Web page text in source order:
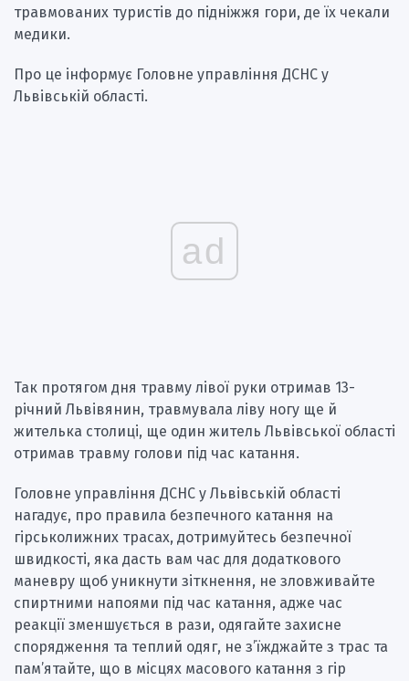
травмованих туристів до підніжжя гори, де їх чекали
медики.
Про це інформує Головне управління ДСНС у
Львівській області.
ad
Так протягом дня травму лівої руки отримав 13-
річний Львівянин, травмувала ліву ногу ще й
жителька столиці, ще один житель Львівської області
отримав травму голови під час катання.
Головне управління ДСНС у Львівській області
нагадує, про правила безпечного катання на
гірськолижних трасах, дотримуйтесь безпечної
швидкості, яка дасть вам час для додаткового
маневру щоб уникнути зіткнення, не зловживайте
спиртними напоями під час катання, адже час
реакції зменшується в рази, одягайте захисне
спорядження та теплий одяг, не з’їжджайте з трас та
пам’ятайте, що в місцях масового катання з гір